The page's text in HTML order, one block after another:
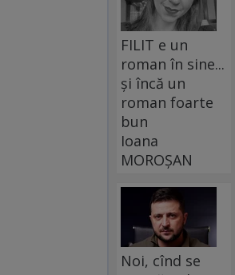
FILIT e un
roman în sine...
și încă un
roman foarte
bun
Ioana
MOROȘAN
Noi, cînd se